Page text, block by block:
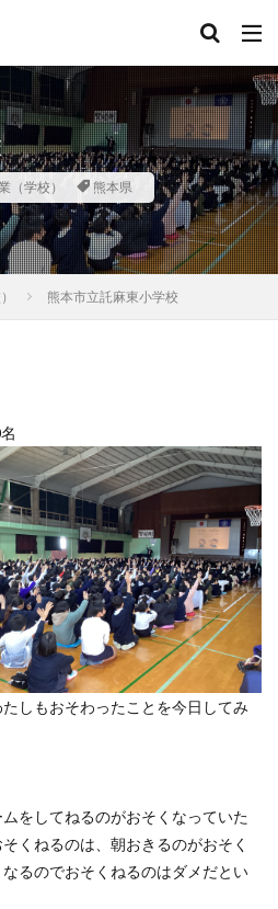
（学校） 熊本県
熊本市立託麻東小学校
しもおそわったことを今日してみ
をしてねるのがおそくなっていた
くねるのは、朝おきるのがおそく
るのでおそくねるのはダメだとい
秋田県 茨城県
埼玉県
富山県 石川県
福井県
京都府 島根県
山口県